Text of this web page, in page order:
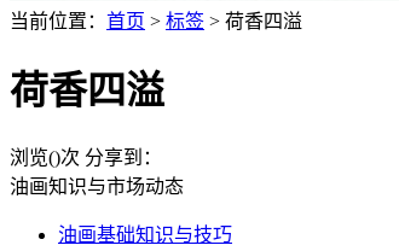
当前位置： 首页 > 标签 > 荷香四溢
荷香四溢
浏览()次 分享到：
油画知识与市场动态
油画基础知识与技巧